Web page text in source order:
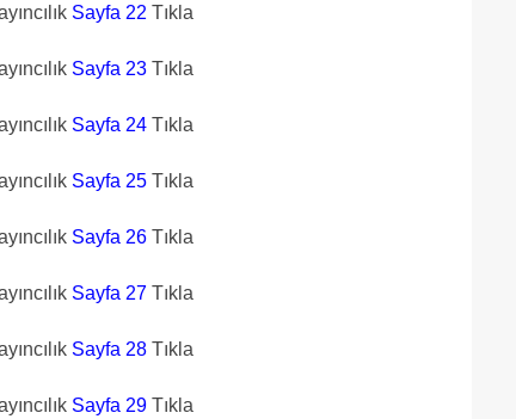
Sayfa 22 Tıkla
Sayfa 23 Tıkla
Sayfa 24 Tıkla
Sayfa 25 Tıkla
Sayfa 26 Tıkla
Sayfa 27 Tıkla
Sayfa 28 Tıkla
Sayfa 29 Tıkla